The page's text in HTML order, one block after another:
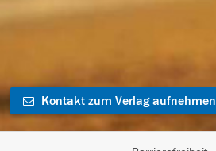
Kontakt zum Verlag aufnehmen